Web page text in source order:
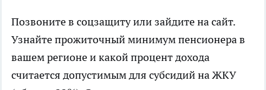
Позвоните в соцзащиту или зайдите на сайт.
Узнайте прожиточный минимум пенсионера в
вашем регионе и какой процент дохода
считается допустимым для субсидий на ЖКУ